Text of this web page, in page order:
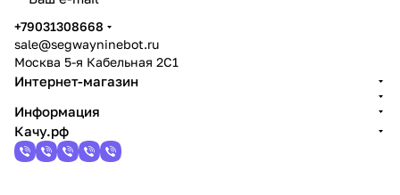
+79031308668
sale@segwayninebot.ru
Москва 5-я Кабельная 2С1
Интернет-магазин
Информация
Качу.рф